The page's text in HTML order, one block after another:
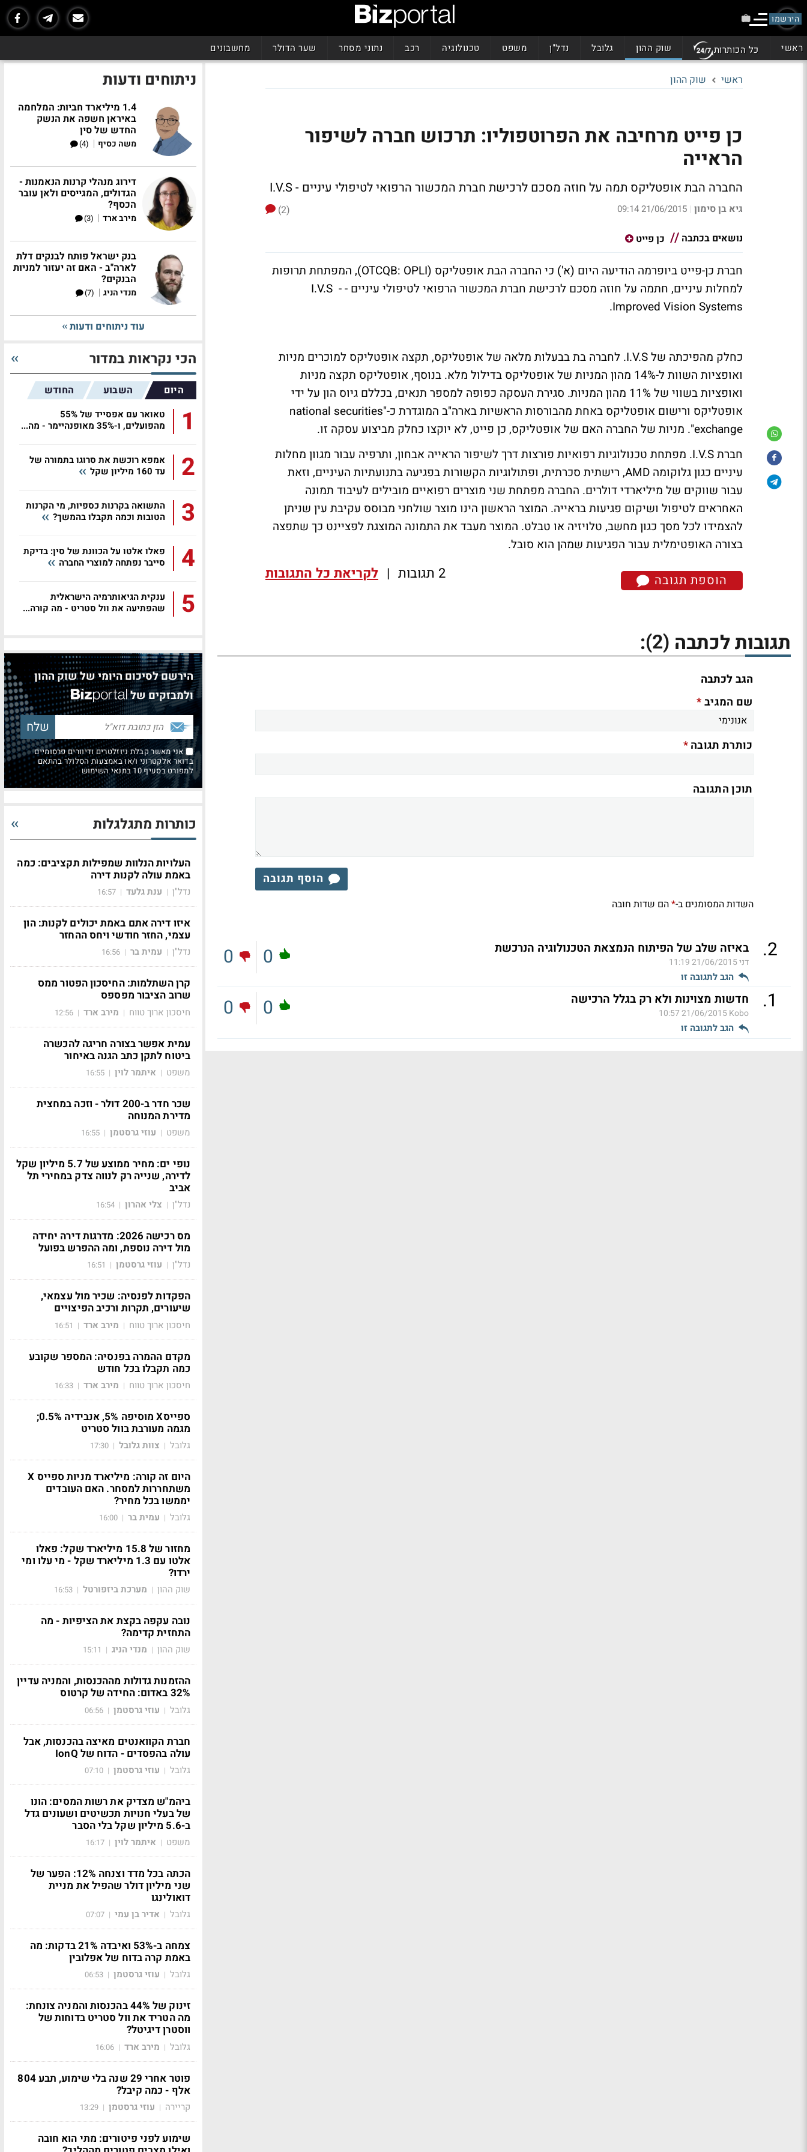
הירשמו
ראשי כל הכותרות שוק ההון גלובל נדל"ן משפט טכנולוגיה רכב נתוני מסחר שער הדולר מחשבונים
ראשי שוק ההון
כן פייט מרחיבה את הפרוטפוליו: תרכוש חברה לשיפור
הראייה
החברה הבת אופטליקס תמה על חוזה מסכם לרכישת חברת המכשור הרפואי לטיפולי עיניים - I.V.S
גיא בן סימון |
21/06/2015 09:14
(2)
נושאים בכתבה
כן פייט
חברת כן-פייט ביופרמה הודיעה היום (א') כי החברה הבת אופטליקס (OTCQB: OPLI), המפתחת תרופות
למחלות עיניים, חתמה על חוזה מסכם לרכישת חברת המכשור הרפואי לטיפולי עיניים - I.V.S -
Improved Vision Systems.
כחלק מהפיכתה של I.V.S. לחברה בת בבעלות מלאה של אופטליקס, תקצה אופטליקס למוכרים מניות
ואופציות השוות ל-14% מהון המניות של אופטליקס בדילול מלא. בנוסף, אופטליקס תקצה מניות
ואופציות בשווי של 11% מהון המניות. סגירת העסקה כפופה למספר תנאים, בכללם גיוס הון על ידי
אופטליקס ורישום אופטליקס באחת מהבורסות הראשיות בארה"ב המוגדרת כ-"national securities
exchange". מניות של החברה האם של אופטליקס, כן פייט, לא יוקצו כחלק מביצוע עסקה זו.
חברת I.V.S. מפתחת טכנולוגיות רפואיות פורצות דרך לשיפור הראייה אבחון, ותרפיה עבור מגוון מחלות
עיניים כגון גלוקומה AMD, רישתית סכרתית, ופתולוגיות הקשורות בפגיעה בתנועתיות העיניים, וזאת
עבור שווקים של מיליארדי דולרים. החברה מפתחת שני מוצרים רפואיים מובילים לעיבוד תמונה
האחראים לטיפול ושיקום פגיעות בראייה. המוצר הראשון הינו מוצר שולחני מבוסס עקיבת עין שניתן
להצמידו לכל מסך כגון מחשב, טלויזיה או טבלט. המוצר מעבד את התמונה המוצגת לפציינט כך שתפצה
בצורה האופטימלית עבור הפגיעות שמהן הוא סובל.
הוספת תגובה 2 תגובות | לקריאת כל התגובות
תגובות לכתבה (2)
:
הגב לכתבה
שם המגיב*
כותרת תגובה*
תוכן התגובה
הוסף תגובה
השדות המסומנים ב-*הם שדות חובה
2
. באיזה שלב של הפיתוח הנמצאת הטכנולוגיה הנרכשת
דני21/06/2015 11:19
הגב לתגובה זו
0
0
1
. חדשות מצוינות ולא רק בגלל הרכישה
Kobo
21/06/2015 10:57
הגב לתגובה זו
0
0
ניתוחים ודעות
1.4 מיליארד חביות: המלחמה
באיראן חשפה את הנשק
החדש של סין
משה כסיף |
(4)
דירוג מנהלי קרנות הנאמנות -
הגדולים, המגייסים ולאן עובר
הכסף?
מירב ארד |
(3)
בנק ישראל פותח לבנקים דלת
לארה"ב - האם זה יעזור למניות
הבנקים?
מנדי הניג |
(7)
עוד ניתוחים ודעות
הכי נקראות במדור
היום השבוע החודש
1
טאואר עם אפסייד של 55%
מהפועלים, ו-35% מאופנהיימר - מה...
2
אמפא רוכשת את סרוגו בתמורה של
עד 160 מיליון שקל
3
התשואה בקרנות כספיות, מי הקרנות
הטובות וכמה תקבלו בהמשך?
4
פאלו אלטו על הכוונת של סין: בדיקת
סייבר נפתחה למוצרי החברה
5
ענקית הגיאותרמיה הישראלית
שהפתיעה את וול סטריט - מה קורה...
הירשם לסיכום היומי של שוק ההון
ולמבזקים של
אני מאשר קבלת ניוזלטרים ודיוורים פרסומיים
בדואר אלקטרוני ו/או באמצעות הסלולר בהתאם
למפורט בסעיף 10 בתנאי השימוש
כותרות מתגלגלות
העלויות הנלוות שמפילות תקציבים: כמה
באמת עולה לקנות דירה
נדל"ן | ענת גלעד |
16:57
איזו דירה אתם באמת יכולים לקנות: הון
עצמי, החזר חודשי ויחס ההחזר
נדל"ן | עמית בר |
16:56
קרן השתלמות: החיסכון הפטור ממס
שרוב הציבור מפספס
חיסכון ארוך טווח | מירב ארד |
12:56
עמית אפשר בצורה חריגה להכשרה
ביטוח לתקן כתב הגנה באיחור
משפט | איתמר לוין |
16:55
שכר חדר ב-200 דולר - וזכה במחצית
מדירת המנוחה
משפט | עוזי גרסטמן |
16:55
נופי ים: מחיר ממוצע של 5.7 מיליון שקל
לדירה, שנייה רק לנווה צדק במחירי תל
אביב
נדל"ן | צלי אהרון |
16:54
מס רכישה 2026: מדרגות דירה יחידה
מול דירה נוספת, ומה ההפרש בפועל
נדל"ן | עוזי גרסטמן |
16:51
הפקדות לפנסיה: שכיר מול עצמאי,
שיעורים, תקרות ורכיב הפיצויים
חיסכון ארוך טווח | מירב ארד |
16:51
מקדם ההמרה בפנסיה: המספר שקובע
כמה תקבלו בכל חודש
חיסכון ארוך טווח | מירב ארד |
16:33
ספייסX מוסיפה 5%, אנבידיה 0.5%;
מגמה מעורבת בוול סטריט
גלובל | צוות גלובל |
17:30
היום זה קורה: מיליארד מניות ספייס X
משתחררות למסחר. האם העובדים
יממשו בכל מחיר?
גלובל | עמית בר |
16:00
מחזור של 15.8 מיליארד שקל: פאלו
אלטו עם 1.3 מיליארד שקל - מי עלו ומי
ירדו?
שוק ההון | מערכת ביזפורטל |
16:53
נובה עקפה בקצת את הציפיות - מה
התחזית קדימה?
שוק ההון | מנדי הניג |
15:11
ההזמנות גדולות מההכנסות, והמניה עדיין
32% באדום: החידה של קרטוס
גלובל | עוזי גרסטמן |
06:56
חברת הקוואנטים מאיצה בהכנסות, אבל
עולה בהפסדים - הדוח של IonQ
גלובל | עוזי גרסטמן |
07:10
ביהמ"ש מצדיק את רשות המסים: הונו
של בעלי חנויות תכשיטים ושעונים גדל
ב-5.6 מיליון שקל בלי הסבר
משפט | איתמר לוין |
16:17
הכתה בכל מדד וצנחה 12%: הפער של
שני מיליון דולר שהפיל את מניית
דואולינגו
גלובל | אדיר בן עמי |
07:07
צמחה ב-53% ואיבדה 21% בדקות: מה
באמת קרה בדוח של אפלובין
גלובל | עוזי גרסטמן |
06:53
זינוק של 44% בהכנסות והמניה צונחת:
מה הטריד את וול סטריט בדוחות של
ווסטרן דיגיטל?
גלובל | מירב ארד |
16:06
פוטר אחרי 29 שנה בלי שימוע, תבע 804
אלף - כמה קיבל?
קריירה | עוזי גרסטמן |
13:29
שימוע לפני פיטורים: מתי הוא חובה